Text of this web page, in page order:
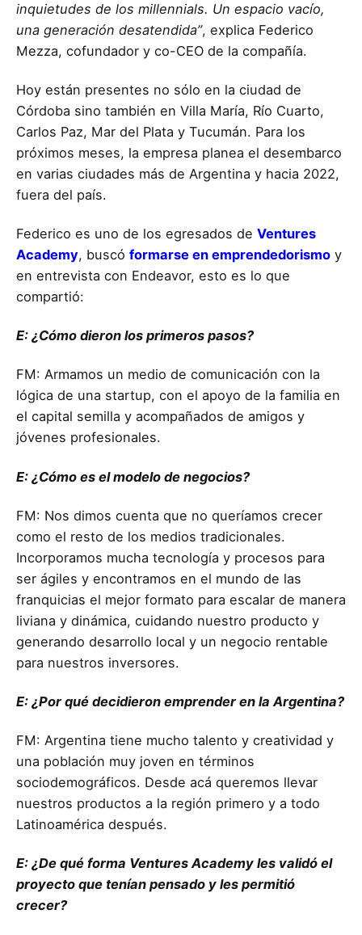
inquietudes de los millennials. Un espacio vacío,
una generación desatendida”, explica Federico
Mezza, cofundador y co-CEO de la compañía.
Hoy están presentes no sólo en la ciudad de
Córdoba sino también en Villa María, Río Cuarto,
Carlos Paz, Mar del Plata y Tucumán. Para los
próximos meses, la empresa planea el desembarco
en varias ciudades más de Argentina y hacia 2022,
fuera del país.
Federico es uno de los egresados de Ventures
Academy, buscó formarse en emprendedorismo y
en entrevista con Endeavor, esto es lo que
compartió:
E: ¿Cómo dieron los primeros pasos?
FM: Armamos un medio de comunicación con la
lógica de una startup, con el apoyo de la familia en
el capital semilla y acompañados de amigos y
jóvenes profesionales.
E: ¿Cómo es el modelo de negocios?
FM: Nos dimos cuenta que no queríamos crecer
como el resto de los medios tradicionales.
Incorporamos mucha tecnología y procesos para
ser ágiles y encontramos en el mundo de las
franquicias el mejor formato para escalar de manera
liviana y dinámica, cuidando nuestro producto y
generando desarrollo local y un negocio rentable
para nuestros inversores.
E: ¿Por qué decidieron emprender en la Argentina?
FM: Argentina tiene mucho talento y creatividad y
una población muy joven en términos
sociodemográficos. Desde acá queremos llevar
nuestros productos a la región primero y a todo
Latinoamérica después.
E: ¿De qué forma Ventures Academy les validó el
proyecto que tenían pensado y les permitió
crecer?